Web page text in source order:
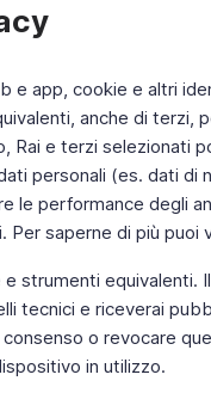
e app, cookie e altri
anche di terzi,
Rai e terzi selezionati
personali (es. dati
le performance degli
saperne di più puoi
strumenti equivalenti.
tecnici e riceverai
o revocare
in utilizzo.